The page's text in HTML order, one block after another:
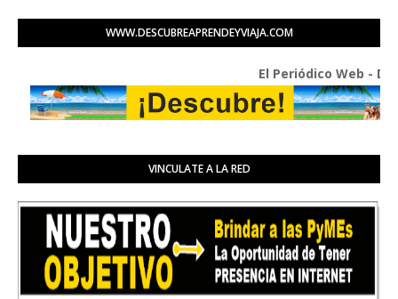
WWW.DESCUBREAPRENDEYVIAJA.COM
El Periódico Web - Diario
VINCULATE A LA RED